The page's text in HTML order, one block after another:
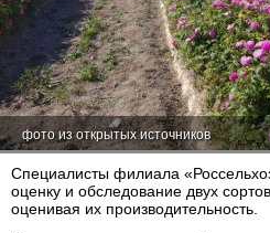
фото из открытых источников
Специалисты филиала
оценку и обследование двух
оценивая их производительность.